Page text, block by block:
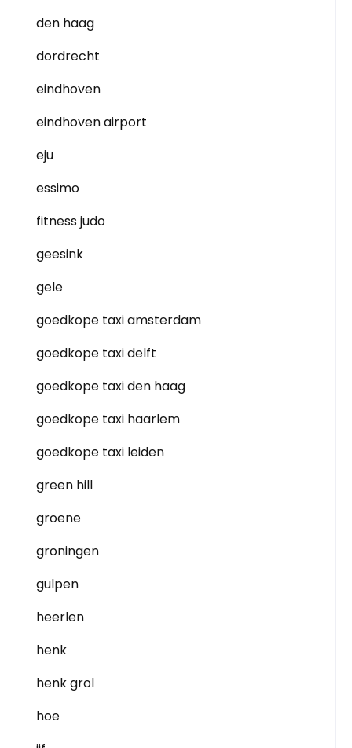
den haag
dordrecht
eindhoven
eindhoven airport
eju
essimo
fitness judo
geesink
gele
goedkope taxi amsterdam
goedkope taxi delft
goedkope taxi den haag
goedkope taxi haarlem
goedkope taxi leiden
green hill
groene
groningen
gulpen
heerlen
henk
henk grol
hoe